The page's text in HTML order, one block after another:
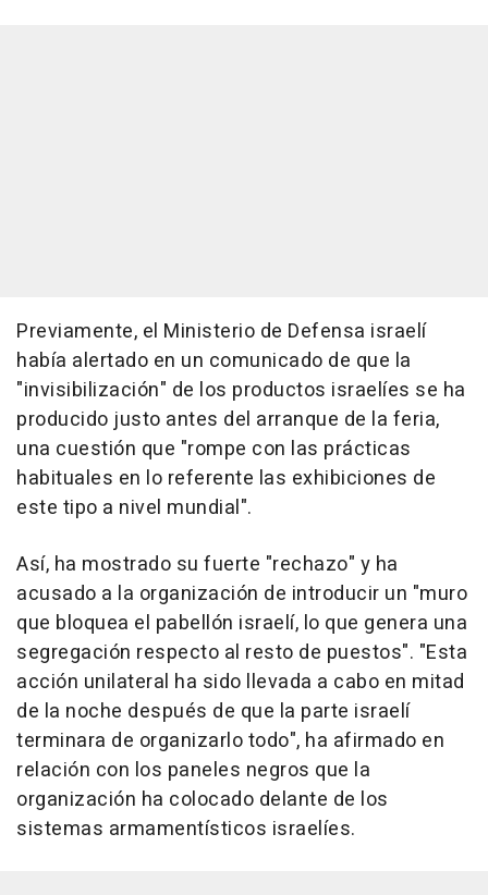
Previamente, el Ministerio de Defensa israelí
había alertado en un comunicado de que la
"invisibilización" de los productos israelíes se ha
producido justo antes del arranque de la feria,
una cuestión que "rompe con las prácticas
habituales en lo referente las exhibiciones de
este tipo a nivel mundial".
Así, ha mostrado su fuerte "rechazo" y ha
acusado a la organización de introducir un "muro
que bloquea el pabellón israelí, lo que genera una
segregación respecto al resto de puestos". "Esta
acción unilateral ha sido llevada a cabo en mitad
de la noche después de que la parte israelí
terminara de organizarlo todo", ha afirmado en
relación con los paneles negros que la
organización ha colocado delante de los
sistemas armamentísticos israelíes.